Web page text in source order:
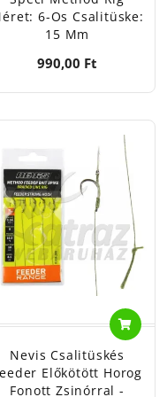
6-Os Csalitüske:
15 Mm
990,00 Ft
Nevis Csalitüskés
Előkötött Horog
Fonott Zsinórral -